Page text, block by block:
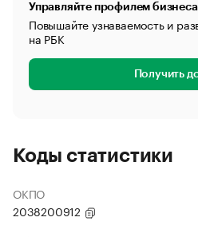
Управляйте профилем
Повышайте узнаваемость и
на РБК
Получить
Коды статистики
ОКПО
2038200912